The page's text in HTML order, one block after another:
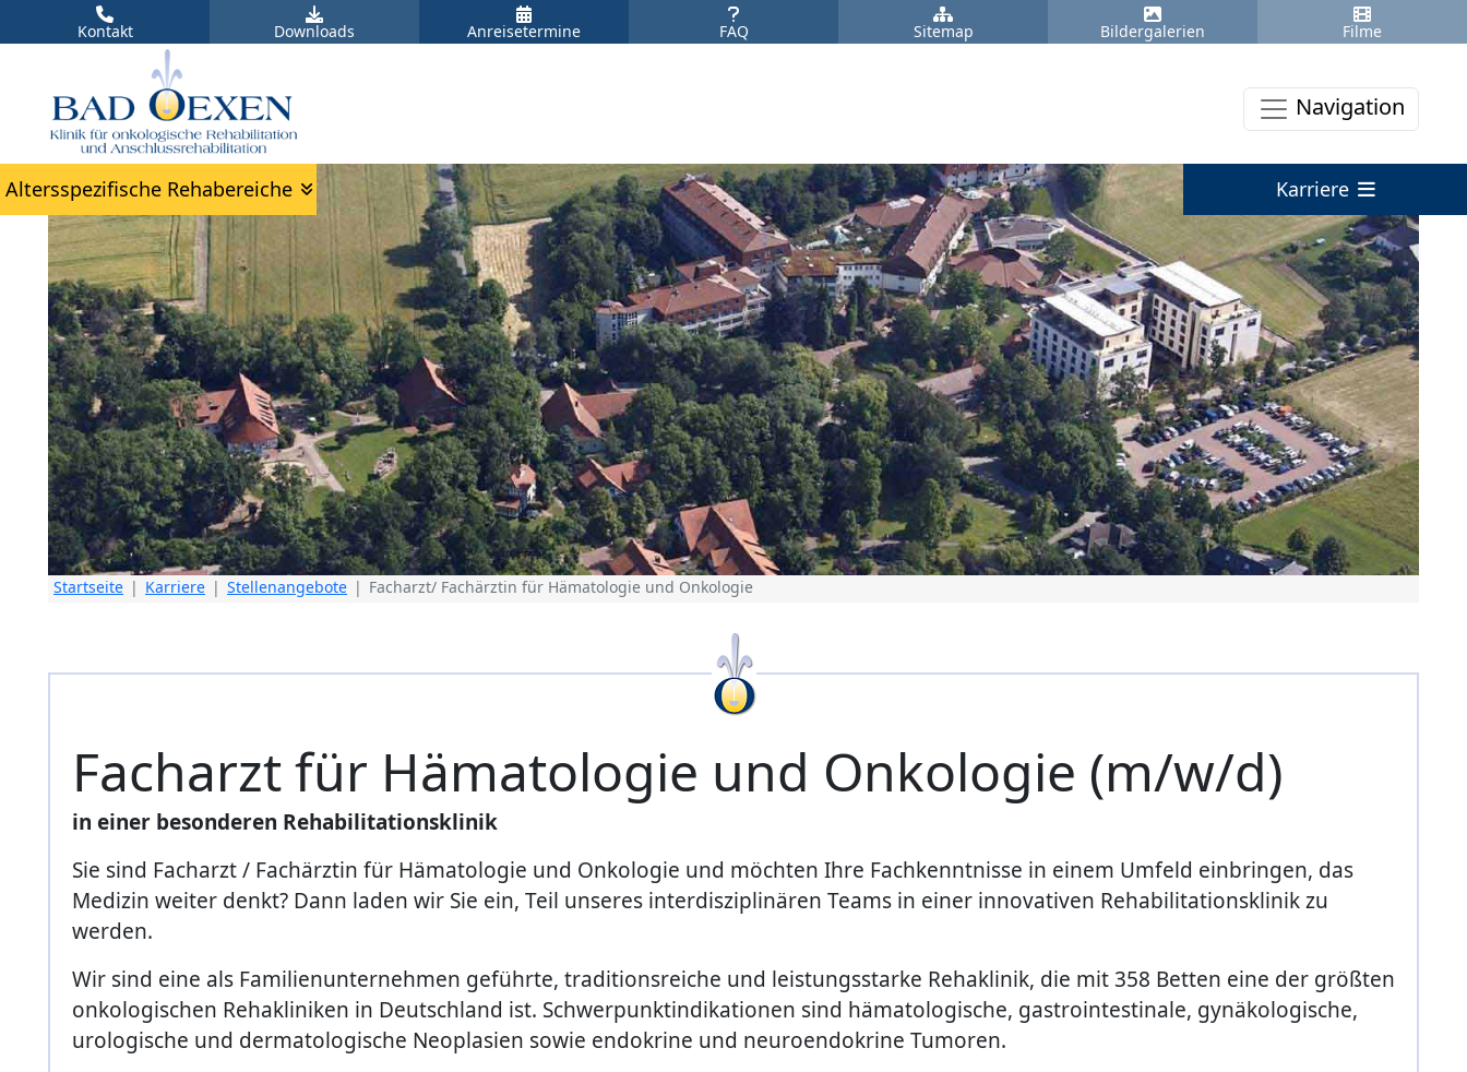
Klinik Bad Oexen |05731 537 0 klinik@badoexen.de
Navigation
Startseite Karriere Stellenangebote Facharzt/ Fachärztin für Hämatologie und Onkologie
Facharzt für Hämatologie und Onkologie (m/w/d)
in einer besonderen Rehabilitationsklinik
Sie sind Facharzt / Fachärztin für Hämatologie und Onkologie und möchten Ihre Fachkenntnisse in einem Umfeld einbringen, das
Medizin weiter denkt? Dann laden wir Sie ein, Teil unseres interdisziplinären Teams in einer innovativen Rehabilitationsklinik zu
werden.
Wir sind eine als Familienunternehmen geführte, traditionsreiche und leistungsstarke Rehaklinik, die mit 358 Betten eine der größten
onkologischen Rehakliniken in Deutschland ist. Schwerpunktindikationen sind hämatologische, gastrointestinale, gynäkologische,
urologische und dermatologische Neoplasien sowie endokrine und neuroendokrine Tumoren.
Kontakt Downloads Anreisetermine FAQ Sitemap Bildergalerien Filme
Altersspezifische Rehabereiche Karriere